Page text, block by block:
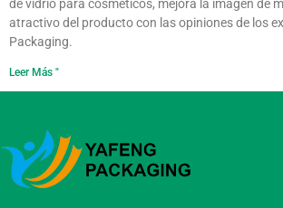
de vidrio para cosméticos, mejora la imagen de
atractivo del producto con las opiniones de los
Packaging.
Leer Más "